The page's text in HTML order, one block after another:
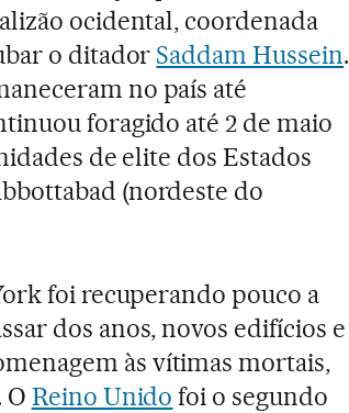
ocidental, coordenada
o ditador Saddam Hussein.
no país até
foragido até 2 de maio
de elite dos Estados
(nordeste do
foi recuperando pouco a
dos anos, novos edifícios e
às vítimas mortais,
O Reino Unido foi o segundo